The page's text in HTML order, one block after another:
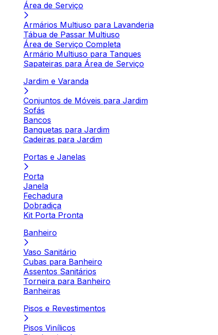
Área de Serviço
Armários Multiuso para Lavanderia
Tábua de Passar Multiuso
Área de Serviço Completa
Armário Multiuso para Tanques
Sapateiras para Área de Serviço
Jardim e Varanda
Conjuntos de Móveis para Jardim
Sofás
Bancos
Banquetas para Jardim
Cadeiras para Jardim
Portas e Janelas
Porta
Janela
Fechadura
Dobradiça
Kit Porta Pronta
Banheiro
Vaso Sanitário
Cubas para Banheiro
Assentos Sanitários
Torneira para Banheiro
Banheiras
Pisos e Revestimentos
Pisos Vinílicos